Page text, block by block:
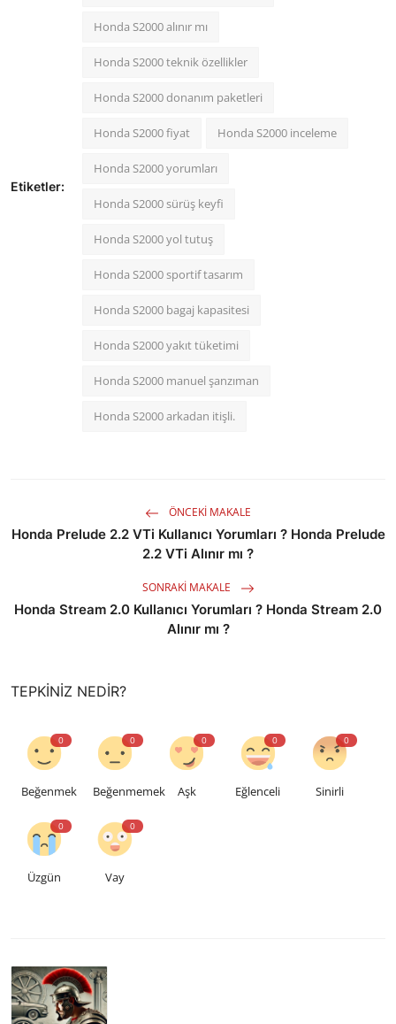
Etiketler:
Honda S2000 alınır mı
Honda S2000 teknik özellikler
Honda S2000 donanım paketleri
Honda S2000 fiyat Honda S2000 inceleme
Honda S2000 yorumları
Honda S2000 sürüş keyfi
Honda S2000 yol tutuş
Honda S2000 sportif tasarım
Honda S2000 bagaj kapasitesi
Honda S2000 yakıt tüketimi
Honda S2000 manuel şanzıman
Honda S2000 arkadan itişli.
ÖNCEKI MAKALE
Honda Prelude 2.2 VTi Kullanıcı Yorumları ? Honda Prelude
2.2 VTi Alınır mı ?
SONRAKI MAKALE
Honda Stream 2.0 Kullanıcı Yorumları ? Honda Stream 2.0
Alınır mı ?
TEPKINIZ NEDIR?
0
Beğenmek
0
Beğenmemek
0
Aşk
0
Eğlenceli
0
Sinirli
0
Üzgün
0
Vay